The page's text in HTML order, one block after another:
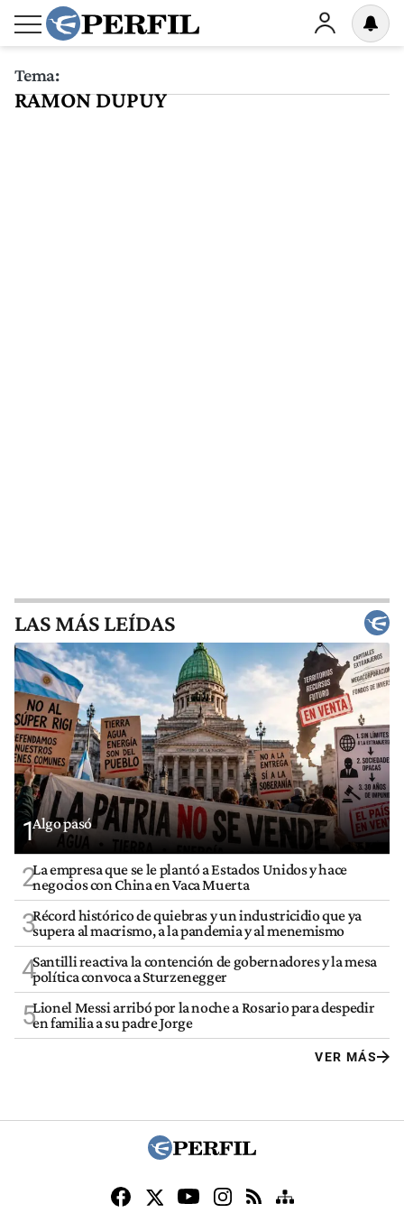
Tema:
RAMON DUPUY
LAS MÁS LEÍDAS
1Algo pasó
2La empresa que se le plantó a Estados Unidos y hace
negocios con China en Vaca Muerta
3Récord histórico de quiebras y un industricidio que ya
supera al macrismo, a la pandemia y al menemismo
4Santilli reactiva la contención de gobernadores y la mesa
política convoca a Sturzenegger
5Lionel Messi arribó por la noche a Rosario para despedir
en familia a su padre Jorge
VER MÁS